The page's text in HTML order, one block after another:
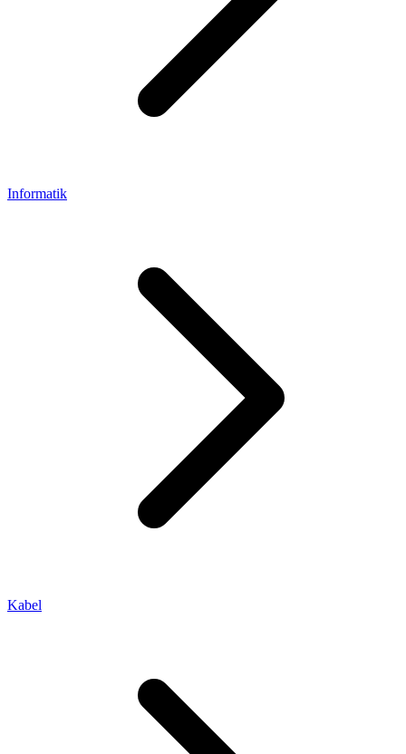
Informatik
Kabel